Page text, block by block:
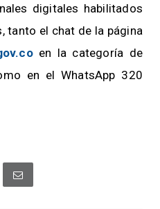
digitales habilitados
tanto el chat de la página
en la categoría de
en el WhatsApp 320